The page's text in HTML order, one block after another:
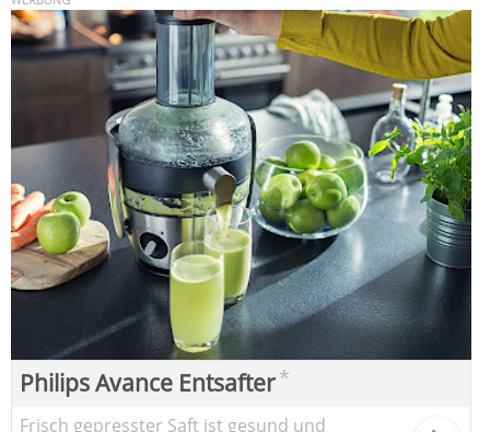
Philips Avance Entsafter*
Frisch gepresster Saft ist gesund und